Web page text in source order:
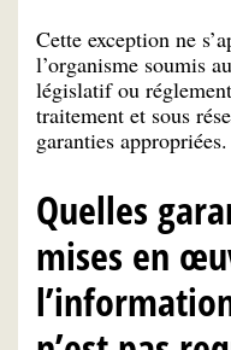
Cette exception ne
l’organisme soumis
législatif ou
traitement et sous
garanties appropriées.
Quelles
mises en